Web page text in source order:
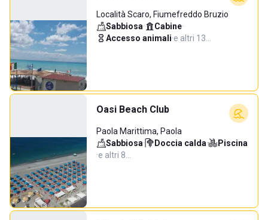
Località Scaro, Fiumefreddo Bruzio
Sabbiosa· Cabine·
Accesso animali·e altri 13…
Oasi Beach Club
Paola Marittima, Paola
Sabbiosa· Doccia calda·
Piscina
·e altri 8…